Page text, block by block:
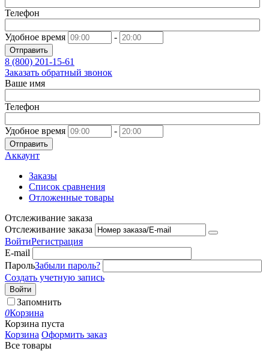
Телефон
Удобное время -
Отправить
8 (800) 201-15-61
Заказать обратный звонок
Ваше имя
Телефон
Удобное время -
Отправить
Аккаунт
Заказы
Список сравнения
Отложенные товары
Отслеживание заказа
Отслеживание заказа
ВойтиРегистрация
E-mail
ПарольЗабыли пароль?
Создать учетную запись
Войти
Запомнить
0Корзина
Корзина пуста
Корзина Оформить заказ
Все товары